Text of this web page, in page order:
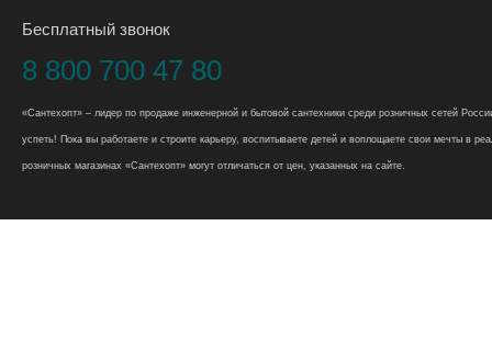
Бесплатный звонок
8 800 700 47 80
«Сантехопт» – лидер по продаже инженерной и бытовой сантехники среди розничных сетей
успеть! Пока вы работаете и строите карьеру, воспитываете детей и воплощаете свои мечты в
розничных магазинах «Сантехопт» могут отличаться от цен, указанных на сайте.